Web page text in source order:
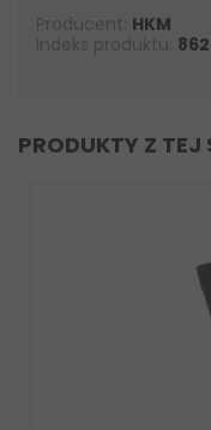
Producent: HKM
Indeks produktu:
PRODUKTY Z TEJ